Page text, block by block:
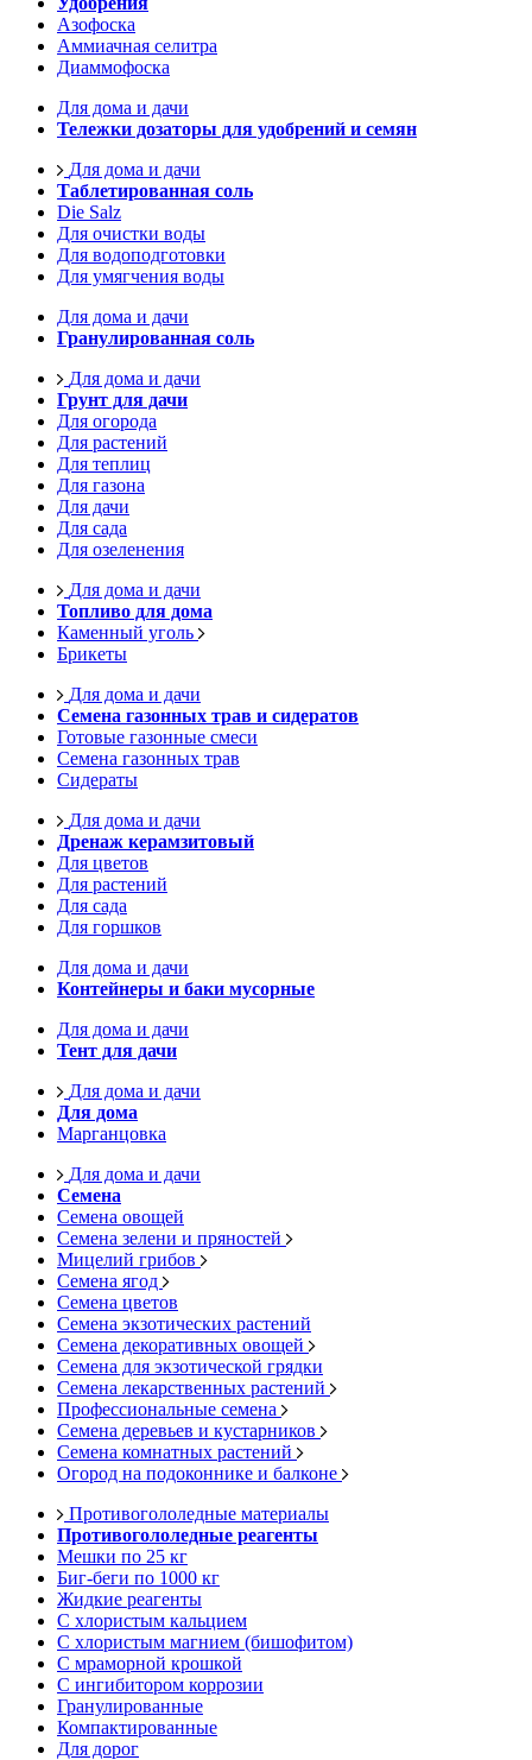
Азофоска
Аммиачная селитра
Диаммофоска
Для дома и дачи
Тележки дозаторы для удобрений и семян
Для дома и дачи
Таблетированная соль
Die Salz
Для очистки воды
Для водоподготовки
Для умягчения воды
Для дома и дачи
Гранулированная соль
Для дома и дачи
Грунт для дачи
Для огорода
Для растений
Для теплиц
Для газона
Для дачи
Для сада
Для озеленения
Для дома и дачи
Топливо для дома
Каменный уголь
Брикеты
Для дома и дачи
Семена газонных трав и сидератов
Готовые газонные смеси
Семена газонных трав
Сидераты
Для дома и дачи
Дренаж керамзитовый
Для цветов
Для растений
Для сада
Для горшков
Для дома и дачи
Контейнеры и баки мусорные
Для дома и дачи
Тент для дачи
Для дома и дачи
Для дома
Марганцовка
Для дома и дачи
Семена
Семена овощей
Семена зелени и пряностей
Мицелий грибов
Семена ягод
Семена цветов
Семена экзотических растений
Семена декоративных овощей
Семена для экзотической грядки
Семена лекарственных растений
Профессиональные семена
Семена деревьев и кустарников
Семена комнатных растений
Огород на подоконнике и балконе
Противогололедные материалы
Противогололедные реагенты
Мешки по 25 кг
Биг-беги по 1000 кг
Жидкие реагенты
С хлористым кальцием
С хлористым магнием (бишофитом)
С мраморной крошкой
С ингибитором коррозии
Гранулированные
Компактированные
Для дорог